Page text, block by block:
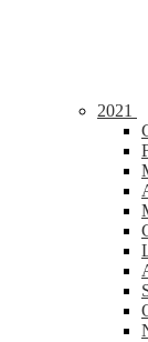
2021